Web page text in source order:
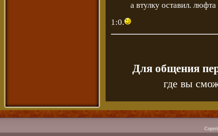
а втулку оставил. люфта
1:0.
Для общения
где вы